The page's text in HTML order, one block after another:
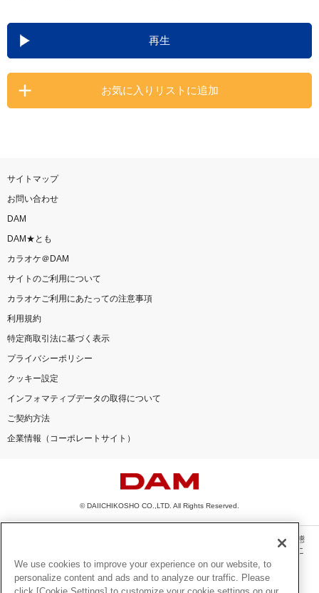
DAMの新曲・ランキングなど
カラオケ最新情報をチェック！
再生
お気に入りリストに追加
サイトマップ
お問い合わせ
DAM
DAM★とも
カラオケ＠DAM
サイトのご利用について
カラオケご利用にあたっての注意事項
利用規約
特定商取引法に基づく表示
プライバシーポリシー
クッキー設定
インフォマティブデータの取得について
ご契約方法
企業情報（コーポレートサイト）
© DAIICHIKOSHO CO.,LTD. All Rights Reserved.
このサイトに掲載されている一切の文章・画像・写真・動画・音声等を、手段や形態
を問わず、著作権法の定める範囲を超えて無断で複製、転載、ファイル化などするこ
とを禁じます。
楽曲及びコンテンツは、機種によりご利用いただけない場合があります。
We use cookies to improve your experience on our website, to
personalize content and ads and to analyze our traffic. Please